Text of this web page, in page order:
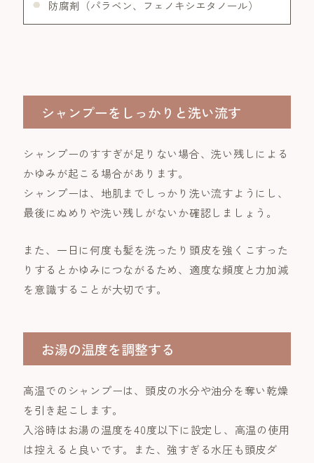
防腐剤（パラベン、フェノキシエタノール）
シャンプーをしっかりと洗い流す
シャンプーのすすぎが足りない場合、洗い残しによる
かゆみが起こる場合があります。
シャンプーは、地肌までしっかり洗い流すようにし、
最後にぬめりや洗い残しがないか確認しましょう。
また、一日に何度も髪を洗ったり頭皮を強くこすった
りするとかゆみにつながるため、適度な頻度と力加減
を意識することが大切です。
お湯の温度を調整する
高温でのシャンプーは、頭皮の水分や油分を奪い乾燥
を引き起こします。
入浴時はお湯の温度を40度以下に設定し、高温の使用
は控えると良いです。また、強すぎる水圧も頭皮ダ